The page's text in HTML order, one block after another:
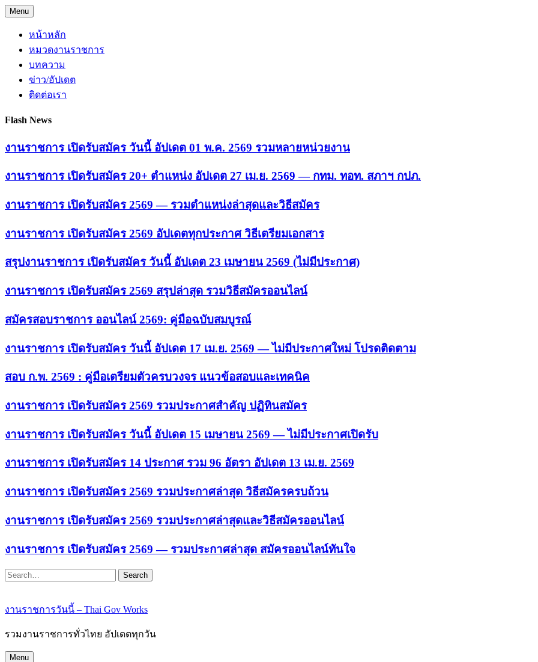
Skip
to
content
Menu
หน้าหลัก
หมวดงานราชการ
บทความ
ข่าว/อัปเดต
ติดต่อเรา
Flash News
งานราชการ เปิดรับสมัคร วันนี้ อัปเดต 01 พ.ค. 2569 รวมหลายหน่วยงาน
งานราชการ เปิดรับสมัคร 20+ ตำแหน่ง อัปเดต 27 เม.ย. 2569 — กทม. ทอท. สภาฯ กปภ.
งานราชการ เปิดรับสมัคร 2569 — รวมตำแหน่งล่าสุดและวิธีสมัคร
งานราชการ เปิดรับสมัคร 2569 อัปเดตทุกประกาศ วิธีเตรียมเอกสาร
สรุปงานราชการ เปิดรับสมัคร วันนี้ อัปเดต 23 เมษายน 2569 (ไม่มีประกาศ)
งานราชการ เปิดรับสมัคร 2569 สรุปล่าสุด รวมวิธีสมัครออนไลน์
สมัครสอบราชการ ออนไลน์ 2569: คู่มือฉบับสมบูรณ์
งานราชการ เปิดรับสมัคร วันนี้ อัปเดต 17 เม.ย. 2569 — ไม่มีประกาศใหม่ โปรดติดตาม
สอบ ก.พ. 2569 : คู่มือเตรียมตัวครบวงจร แนวข้อสอบและเทคนิค
งานราชการ เปิดรับสมัคร 2569 รวมประกาศสำคัญ ปฏิทินสมัคร
งานราชการ เปิดรับสมัคร วันนี้ อัปเดต 15 เมษายน 2569 — ไม่มีประกาศเปิดรับ
งานราชการ เปิดรับสมัคร 14 ประกาศ รวม 96 อัตรา อัปเดต 13 เม.ย. 2569
งานราชการ เปิดรับสมัคร 2569 รวมประกาศล่าสุด วิธีสมัครครบถ้วน
งานราชการ เปิดรับสมัคร 2569 รวมประกาศล่าสุดและวิธีสมัครออนไลน์
งานราชการ เปิดรับสมัคร 2569 — รวมประกาศล่าสุด สมัครออนไลน์ทันใจ
Search
งานราชการวันนี้ – Thai Gov Works
รวมงานราชการทั่วไทย อัปเดตทุกวัน
Menu